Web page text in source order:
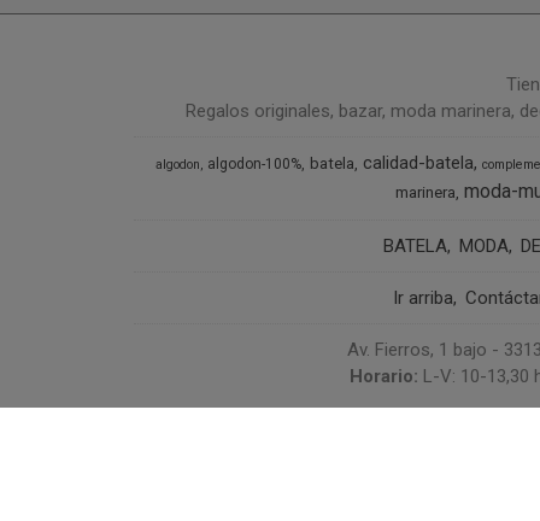
Regalos originales, bazar, moda marinera,
algodon algodon-100% batela calidad-batela
marinera moda-
BATELA MODA
Ir arriba
Av. Fierros, 1 bajo -
Horario: L-V: 10-13,30